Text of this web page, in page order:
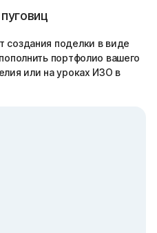
поделки в виде
портфолио вашего
или на уроках ИЗО в